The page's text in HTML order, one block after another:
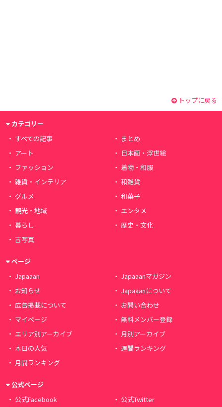
トップに戻る
カテゴリー
すべての記事
まとめ
アート
日本画・浮世絵
ファッション
着物・和服
雑貨・インテリア
和雑貨
グルメ
和菓子
観光・地域
エンタメ
暮らし
歴史・文化
古写真
ページ
Japaaan
Japaaanマガジン
お知らせ
Japaaanについて
広告掲載について
お問い合わせ
マイページ
無料メンバー登録
エリア別アーカイブ
月別アーカイブ
本日の人気
週間ランキング
月間ランキング
公式ページ
公式Facebook
公式Twitter